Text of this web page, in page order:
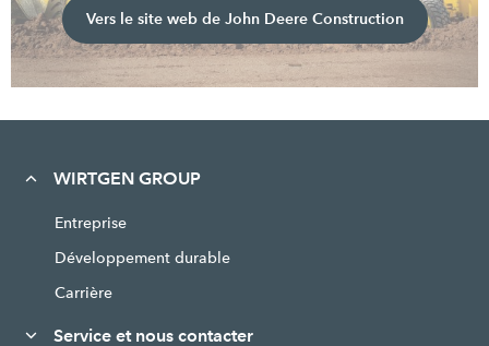
Vers le site web de John Deere Construction
WIRTGEN GROUP
Entreprise
Développement durable
Carrière
Service et nous contacter